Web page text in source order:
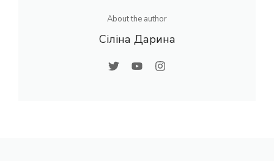
About the author
Сіліна Дарина